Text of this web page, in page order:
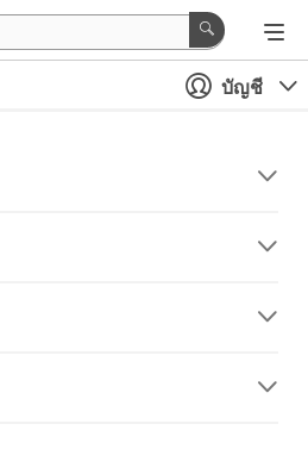
บัญชี